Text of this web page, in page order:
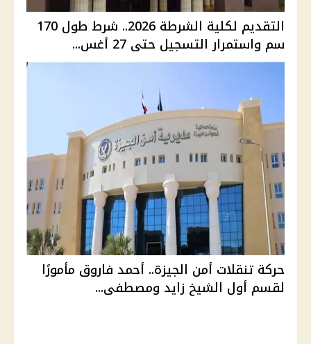
التقديم لكلية الشرطة 2026.. شرط طول 170
سم واستمرار التسجيل حتى 27 أغس...
حركة تنقلات أمن الجيزة.. أحمد فاروق مأمورًا
لقسم أول الشيخ زايد ومصطفى...